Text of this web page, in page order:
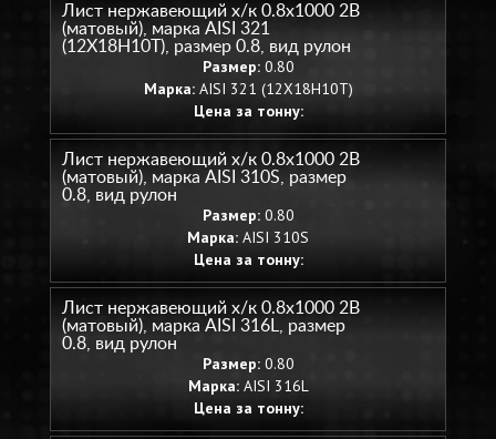
Лист нержавеющий х/к 0.8х1000 2B
(матовый), марка AISI 321
(12Х18Н10Т), размер 0.8, вид рулон
Размер:0.80
Марка:AISI 321 (12Х18Н10Т)
Цена за тонну:
Лист нержавеющий х/к 0.8х1000 2B
(матовый), марка AISI 310S, размер
0.8, вид рулон
Размер:0.80
Марка: AISI 310S
Цена за тонну:
Лист нержавеющий х/к 0.8х1000 2B
(матовый), марка AISI 316L, размер
0.8, вид рулон
Размер:0.80
Марка:AISI 316L
Цена за тонну: